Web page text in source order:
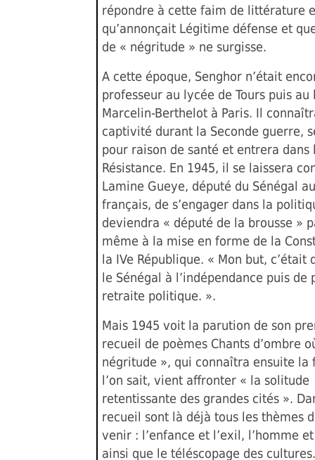
répondre à cette faim de littérature
qu’annonçait Légitime défense et
de « négritude » ne surgisse.
A cette époque, Senghor n’était
professeur au lycée de Tours puis au
Marcelin-Berthelot à Paris. Il
captivité durant la Seconde guerre,
pour raison de santé et entrera dans
Résistance. En 1945, il se laissera
Lamine Gueye, député du Sénégal
français, de s’engager dans la
deviendra « député de la brousse »
même à la mise en forme de la
la IVe République. « Mon but, c’était
le Sénégal à l’indépendance puis de
retraite politique. ».
Mais 1945 voit la parution de son
recueil de poèmes Chants d’ombre
négritude », qui connaîtra ensuite la
l’on sait, vient affronter « la solitude
retentissante des grandes cités ».
recueil sont là déjà tous les thèmes
venir : l’enfance et l’exil, l’homme
ainsi que le téléscopage des